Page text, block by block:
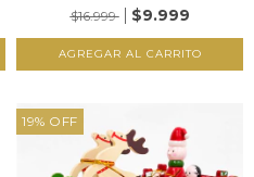
$16.999
$9.999
19% OFF